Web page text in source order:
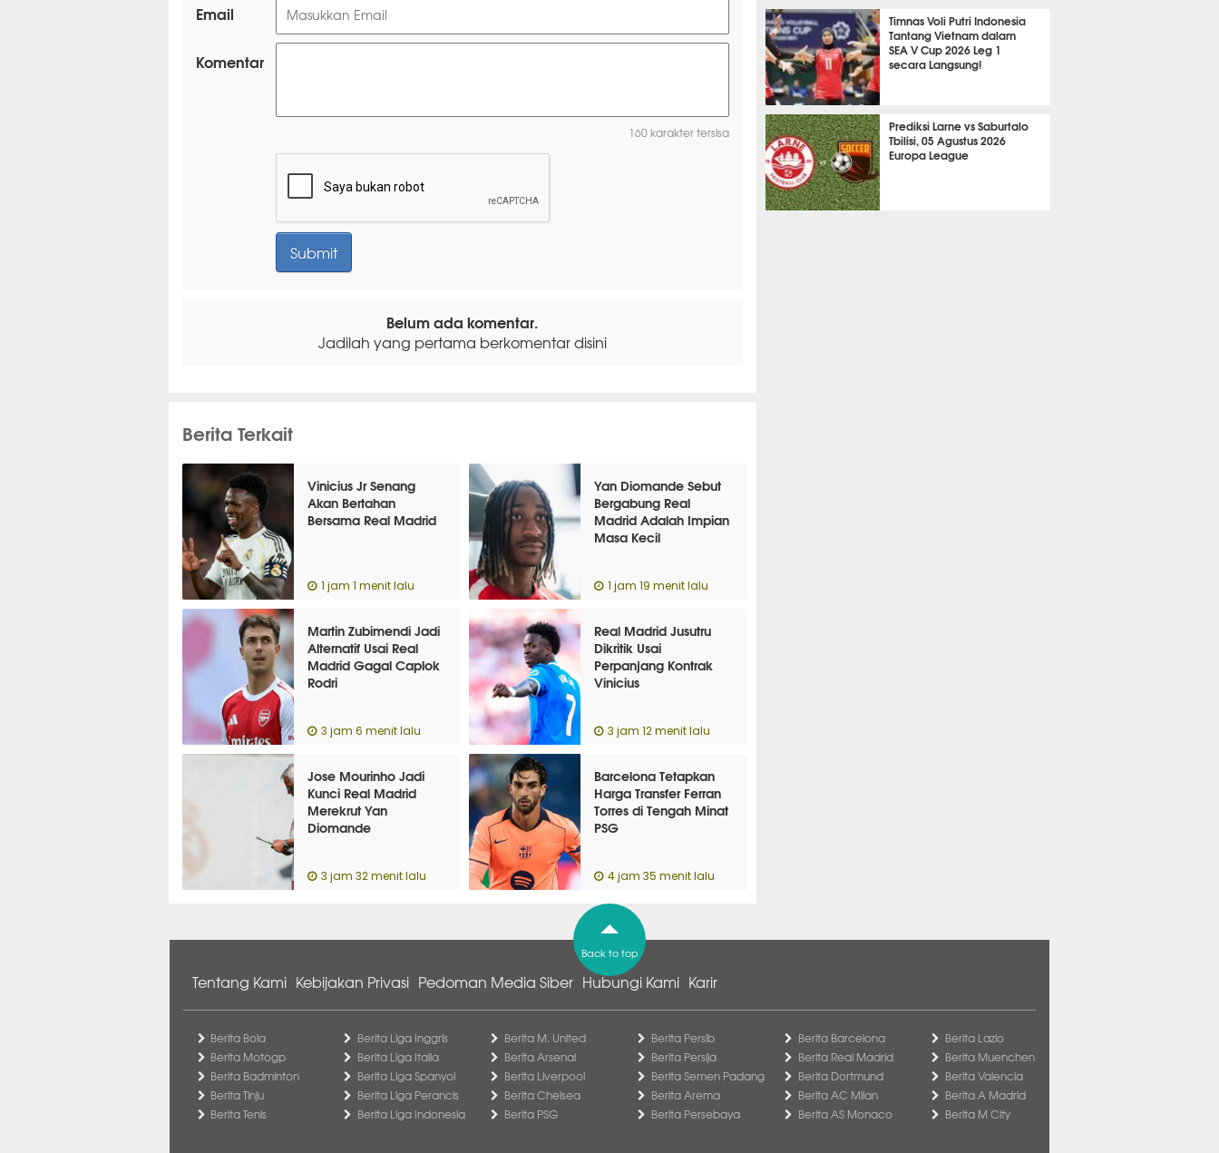
Email
Komentar
160 karakter tersisa
Belum ada komentar.
Jadilah yang pertama berkomentar disini
Berita Terkait
Vinicius Jr Senang
Akan Bertahan
Bersama Real Madrid
1 jam 1 menit lalu
Yan Diomande Sebut
Bergabung Real
Madrid Adalah Impian
Masa Kecil
1 jam 19 menit lalu
Martin Zubimendi Jadi
Alternatif Usai Real
Madrid Gagal Caplok
Rodri
3 jam 6 menit lalu
Real Madrid Jusutru
Dikritik Usai
Perpanjang Kontrak
Vinicius
3 jam 12 menit lalu
Jose Mourinho Jadi
Kunci Real Madrid
Merekrut Yan
Diomande
3 jam 32 menit lalu
Barcelona Tetapkan
Harga Transfer Ferran
Torres di Tengah Minat
PSG
4 jam 35 menit lalu
ESPORTS
Timnas Voli Putri Indonesia
Tantang Vietnam dalam
SEA V Cup 2026 Leg 1
secara Langsung!
OLAHRAGA LAIN
Prediksi Larne vs Saburtalo
Tbilisi, 05 Agustus 2026
Europa League
Back to top
Tentang Kami Kebijakan Privasi Pedoman Media Siber Hubungi Kami Karir
Berita Bola
Berita Motogp
Berita Badminton
Berita Tinju
Berita Tenis
Berita Liga Inggris
Berita Liga Italia
Berita Liga Spanyol
Berita Liga Perancis
Berita Liga Indonesia
Berita M. United
Berita Arsenal
Berita Liverpool
Berita Chelsea
Berita PSG
Berita Persib
Berita Persija
Berita Semen Padang
Berita Arema
Berita Persebaya
Berita Barcelona
Berita Real Madrid
Berita Dortmund
Berita AC Milan
Berita AS Monaco
Berita Lazio
Berita Muenchen
Berita Valencia
Berita A Madrid
Berita M City